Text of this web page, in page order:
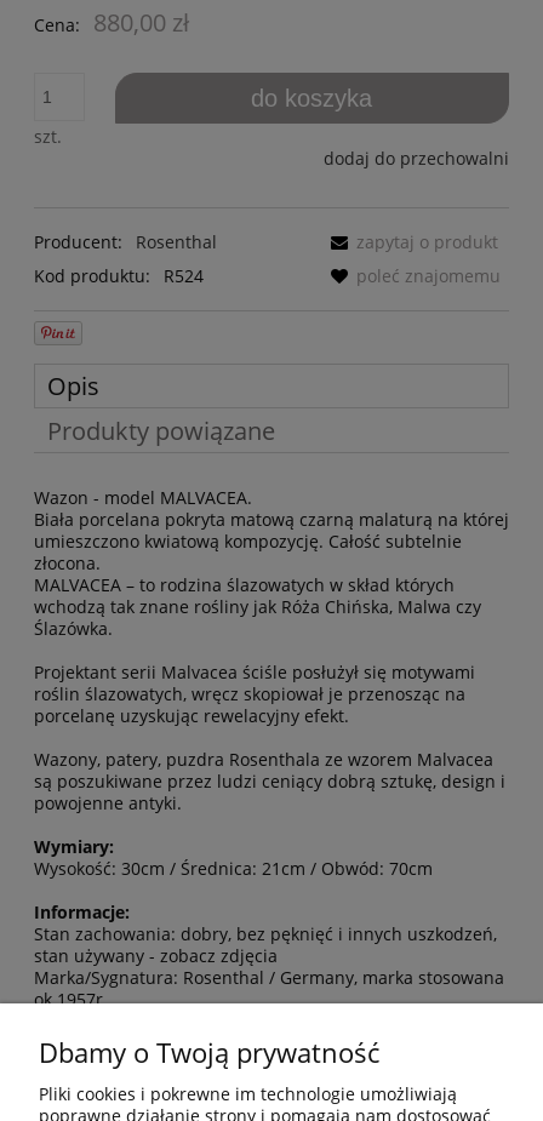
Cena: 880,00 zł
szt.
do koszyka
dodaj do przechowalni
Producent:
Rosenthal
Kod produktu:
R524
zapytaj o produkt
poleć znajomemu
Opis
Produkty powiązane
Wazon - model MALVACEA.
Biała porcelana pokryta matową czarną malaturą na której
umieszczono kwiatową kompozycję. Całość subtelnie
złocona.
MALVACEA – to rodzina ślazowatych w skład których
wchodzą tak znane rośliny jak Róża Chińska, Malwa czy
Ślazówka.
Projektant serii Malvacea ściśle posłużył się motywami
roślin ślazowatych, wręcz skopiował je przenosząc na
porcelanę uzyskując rewelacyjny efekt.
Wazony, patery, puzdra Rosenthala ze wzorem Malvacea
są poszukiwane przez ludzi ceniący dobrą sztukę, design i
powojenne antyki.
Wymiary:
Wysokość: 30cm / Średnica: 21cm / Obwód: 70cm
Informacje:
Stan zachowania: dobry, bez pęknięć i innych uszkodzeń,
stan używany - zobacz zdjęcia
Marka/Sygnatura: Rosenthal / Germany, marka stosowana
ok.1957r.
MOJE KONTO
Dbamy o Twoją prywatność
Pliki cookies i pokrewne im technologie umożliwiają
poprawne działanie strony i pomagają nam dostosować